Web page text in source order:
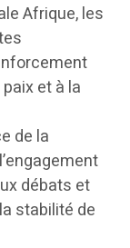
Afrique, les
et à la
de la
débats et
stabilité de